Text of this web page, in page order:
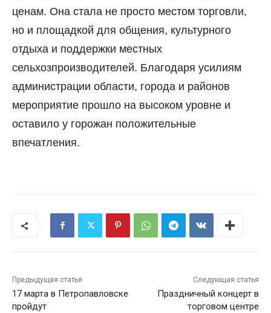
ценам. Она стала не просто местом торговли,
но и площадкой для общения, культурного
отдыха и поддержки местных
сельхозпроизводителей. Благодаря усилиям
администрации области, города и районов
мероприятие прошло на высоком уровне и
оставило у горожан положительные
впечатления.
Предыдущая статья
17 марта в Петропавловске
пройдут
Следующая статья
Праздничный концерт в
торговом центре